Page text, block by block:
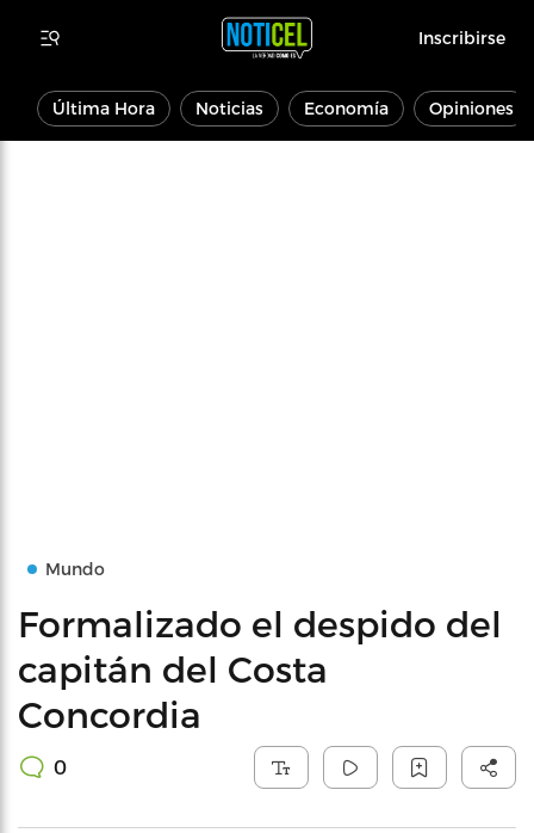
Inscribirse
Última Hora Noticias Economía Opiniones
Mundo
Formalizado el despido del
capitán del Costa
Concordia
0